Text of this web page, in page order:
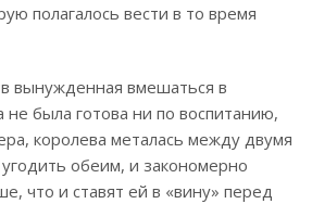
полагалось вести в то время
вынужденная вмешаться в
не была готова ни по воспитанию,
королева металась между двумя
обеим, и закономерно
что и ставят ей в «вину» перед